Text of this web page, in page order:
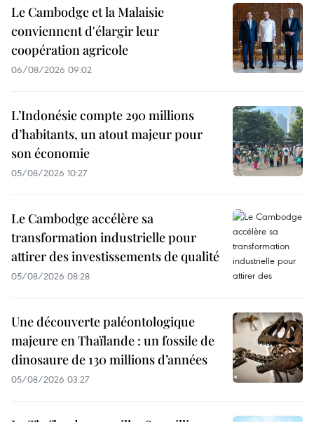
Le Cambodge et la Malaisie
conviennent d'élargir leur
coopération agricole
06/08/2026 09:02
L’Indonésie compte 290 millions
d’habitants, un atout majeur pour
son économie
05/08/2026 10:27
Le Cambodge accélère sa
transformation industrielle pour
attirer des investissements de qualité
05/08/2026 08:28
Une découverte paléontologique
majeure en Thaïlande : un fossile de
dinosaure de 130 millions d’années
05/08/2026 03:27